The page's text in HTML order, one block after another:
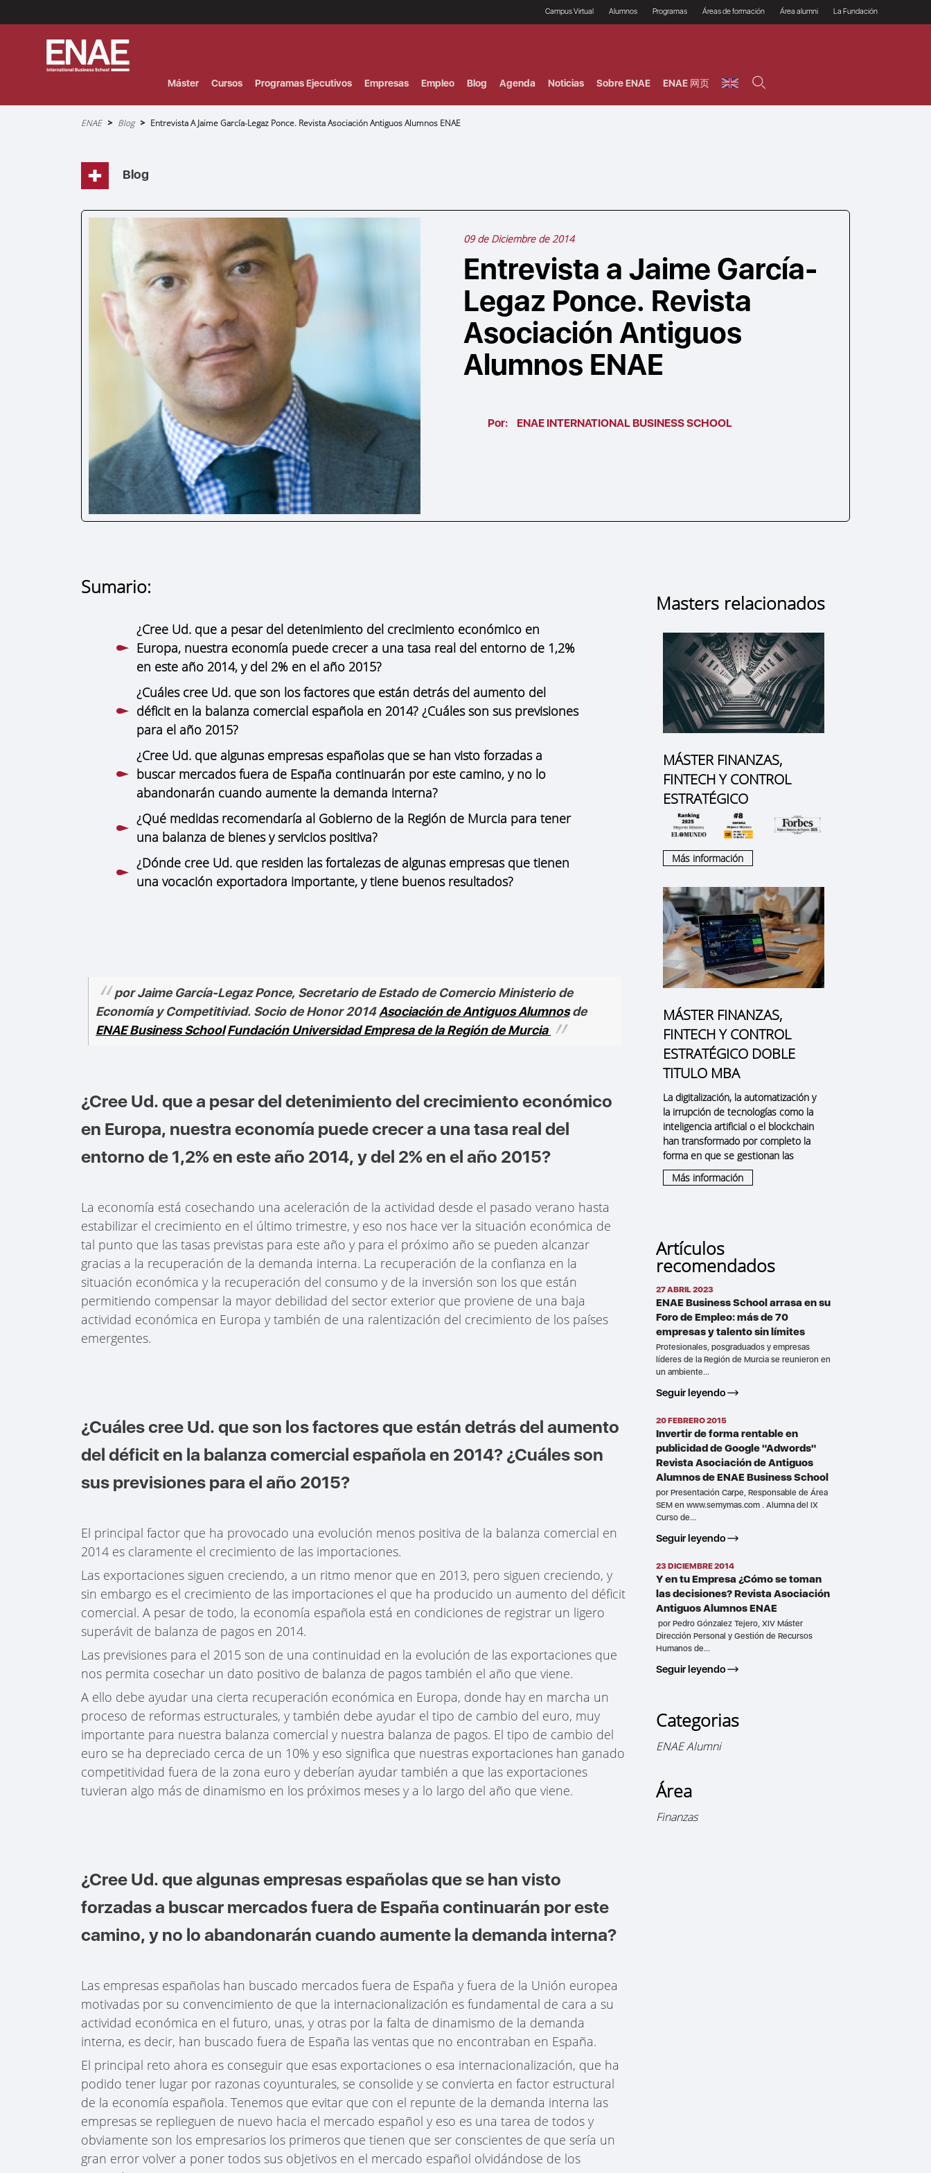
Campus Virtual Alumnos
Prácticas en empresas
Programas
Programas Ejecutivos
Áreas de formación
Riesgos
Área alumni La Fundación
Máster Cursos Programas Ejecutivos Empresas Empleo Blog Agenda Noticias Sobre ENAE ENAE 网页
Sobrescribir
la
navegación
ENAE Blog Entrevista A Jaime García-Legaz Ponce. Revista Asociación Antiguos Alumnos ENAE
Blog
09 de Diciembre de 2014
Entrevista a Jaime García-
Legaz Ponce. Revista
Asociación Antiguos
Alumnos ENAE
Por: ENAE INTERNATIONAL BUSINESS SCHOOL
Sumario:
¿Cree Ud. que a pesar del detenimiento del crecimiento económico en
Europa, nuestra economía puede crecer a una tasa real del entorno de 1,2%
en este año 2014, y del 2% en el año 2015?
¿Cuáles cree Ud. que son los factores que están detrás del aumento del
déficit en la balanza comercial española en 2014? ¿Cuáles son sus previsiones
para el año 2015?
¿Cree Ud. que algunas empresas españolas que se han visto forzadas a
buscar mercados fuera de España continuarán por este camino, y no lo
abandonarán cuando aumente la demanda interna?
¿Qué medidas recomendaría al Gobierno de la Región de Murcia para tener
una balanza de bienes y servicios positiva?
¿Dónde cree Ud. que residen las fortalezas de algunas empresas que tienen
una vocación exportadora importante, y tiene buenos resultados?
por Jaime García-Legaz Ponce, Secretario de Estado de Comercio Ministerio de
Economía y Competitiviad. Socio de Honor 2014Asociación de Antiguos Alumnosde
ENAE Business School Fundación Universidad Empresa de la Región de Murcia
¿Cree Ud. que a pesar del detenimiento del crecimiento económico
en Europa, nuestra economía puede crecer a una tasa real del
entorno de 1,2% en este año 2014, y del 2% en el año 2015?
La economía está cosechando una aceleración de la actividad desde el pasado verano hasta
estabilizar el crecimiento en el último trimestre, y eso nos hace ver la situación económica de
tal punto que las tasas previstas para este año y para el próximo año se pueden alcanzar
gracias a la recuperación de la demanda interna. La recuperación de la confianza en la
situación económica y la recuperación del consumo y de la inversión son los que están
permitiendo compensar la mayor debilidad del sector exterior que proviene de una baja
actividad económica en Europa y también de una ralentización del crecimiento de los países
emergentes.
¿Cuáles cree Ud. que son los factores que están detrás del aumento
del déficit en la balanza comercial española en 2014? ¿Cuáles son
sus previsiones para el año 2015?
El principal factor que ha provocado una evolución menos positiva de la balanza comercial en
2014 es claramente el crecimiento de las importaciones.
Las exportaciones siguen creciendo, a un ritmo menor que en 2013, pero siguen creciendo, y
sin embargo es el crecimiento de las importaciones el que ha producido un aumento del déficit
comercial. A pesar de todo, la economía española está en condiciones de registrar un ligero
superávit de balanza de pagos en 2014.
Las previsiones para el 2015 son de una continuidad en la evolución de las exportaciones que
nos permita cosechar un dato positivo de balanza de pagos también el año que viene.
A ello debe ayudar una cierta recuperación económica en Europa, donde hay en marcha un
proceso de reformas estructurales, y también debe ayudar el tipo de cambio del euro, muy
importante para nuestra balanza comercial y nuestra balanza de pagos. El tipo de cambio del
euro se ha depreciado cerca de un 10% y eso significa que nuestras exportaciones han ganado
competitividad fuera de la zona euro y deberían ayudar también a que las exportaciones
tuvieran algo más de dinamismo en los próximos meses y a lo largo del año que viene.
¿Cree Ud. que algunas empresas españolas que se han visto
forzadas a buscar mercados fuera de España continuarán por este
camino, y no lo abandonarán cuando aumente la demanda interna?
Las empresas españolas han buscado mercados fuera de España y fuera de la Unión europea
motivadas por su convencimiento de que la internacionalización es fundamental de cara a su
actividad económica en el futuro, unas, y otras por la falta de dinamismo de la demanda
interna, es decir, han buscado fuera de España las ventas que no encontraban en España.
El principal reto ahora es conseguir que esas exportaciones o esa internacionalización, que ha
podido tener lugar por razonas coyunturales, se consolide y se convierta en factor estructural
de la economía española. Tenemos que evitar que con el repunte de la demanda interna las
empresas se replieguen de nuevo hacia el mercado español y eso es una tarea de todos y
obviamente son los empresarios los primeros que tienen que ser conscientes de que sería un
gran error volver a poner todos sus objetivos en el mercado español olvidándose de los
Masters relacionados
MÁSTER FINANZAS,
FINTECH Y CONTROL
ESTRATÉGICO
Más información
MÁSTER FINANZAS,
FINTECH Y CONTROL
ESTRATÉGICO DOBLE
TITULO MBA
La digitalización, la automatización y
la irrupción de tecnologías como la
inteligencia artificial o el blockchain
han transformado por completo la
forma en que se gestionan las
Más información
Artículos
recomendados
27 ABRIL 2023
ENAE Business School arrasa en su
Foro de Empleo: más de 70
empresas y talento sin límites
Profesionales, posgraduados y empresas
líderes de la Región de Murcia se reunieron en
un ambiente...
Seguir leyendo
20 FEBRERO 2015
Invertir de forma rentable en
publicidad de Google "Adwords"
Revista Asociación de Antiguos
Alumnos de ENAE Business School
por Presentación Carpe, Responsable de Área
SEM en www.semymas.com . Alumna del IX
Curso de...
Seguir leyendo
23 DICIEMBRE 2014
Y en tu Empresa ¿Cómo se toman
las decisiones? Revista Asociación
Antiguos Alumnos ENAE
por Pedro Gónzalez Tejero, XIV Máster
Dirección Personal y Gestión de Recursos
Humanos de...
Seguir leyendo
Categorias
ENAE Alumni
Área
Finanzas